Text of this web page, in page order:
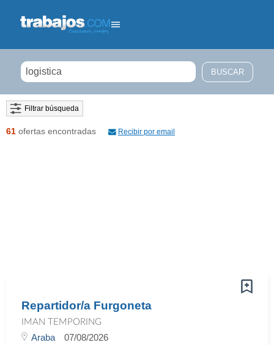
Filtrar búsqueda
61 ofertas encontradas Recibir por email
Repartidor/a Furgoneta
IMAN TEMPORING
Araba 07/08/2026